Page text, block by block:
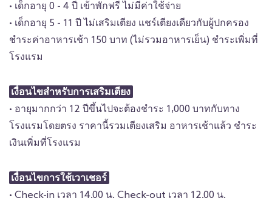
• เด็กอายุ 0 - 4 ปี เข้าพักฟรี ไม่มีค่าใช้จ่าย
• เด็กอายุ 5 - 11 ปี ไม่เสริมเตียง แชร์เตียงเดียวกับผู้ปกครอง
ชำระค่าอาหารเช้า 150 บาท (ไม่รวมอาหารเย็น) ชำระเพิ่มที่
โรงแรม
เงื่อนไขสำหรับการเสริมเตียง
• อายุมากกว่า 12 ปีขึ้นไปจะต้องชำระ 1,000 บาทกับทาง
โรงแรมโดยตรง ราคานี้รวมเตียงเสริม อาหารเช้าแล้ว ชำระ
เงินเพิ่มที่โรงแรม
เงื่อนไขการใช้เวาเชอร์
• Check-in เวลา 14.00 น. Check-out เวลา 12.00 น.